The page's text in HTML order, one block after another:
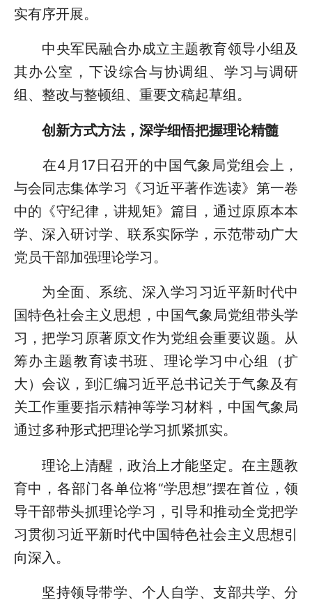
实有序开展。
中央军民融合办成立主题教育领导小组及
其办公室，下设综合与协调组、学习与调研
组、整改与整顿组、重要文稿起草组。
创新方式方法，深学细悟把握理论精髓
在4月17日召开的中国气象局党组会上，
与会同志集体学习《习近平著作选读》第一卷
中的《守纪律，讲规矩》篇目，通过原原本本
学、深入研讨学、联系实际学，示范带动广大
党员干部加强理论学习。
为全面、系统、深入学习习近平新时代中
国特色社会主义思想，中国气象局党组带头学
习，把学习原著原文作为党组会重要议题。从
筹办主题教育读书班、理论学习中心组（扩
大）会议，到汇编习近平总书记关于气象及有
关工作重要指示精神等学习材料，中国气象局
通过多种形式把理论学习抓紧抓实。
理论上清醒，政治上才能坚定。在主题教
育中，各部门各单位将“学思想”摆在首位，领
导干部带头抓理论学习，引导和推动全党把学
习贯彻习近平新时代中国特色社会主义思想引
向深入。
坚持领导带学、个人自学、支部共学、分